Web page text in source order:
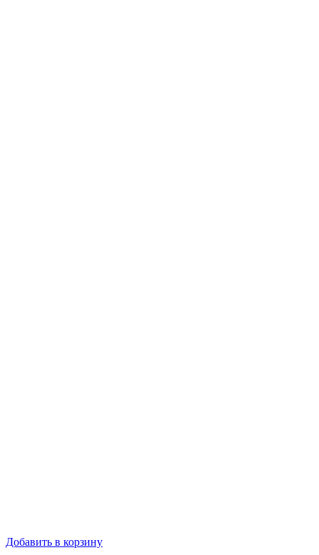
Добавить в корзину